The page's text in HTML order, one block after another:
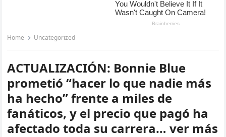
Home Uncategorized
ACTUALIZACIÓN: Bonnie Blue
prometió “hacer lo que nadie más
ha hecho” frente a miles de
fanáticos, y el precio que pagó ha
afectado toda su carrera… ver más